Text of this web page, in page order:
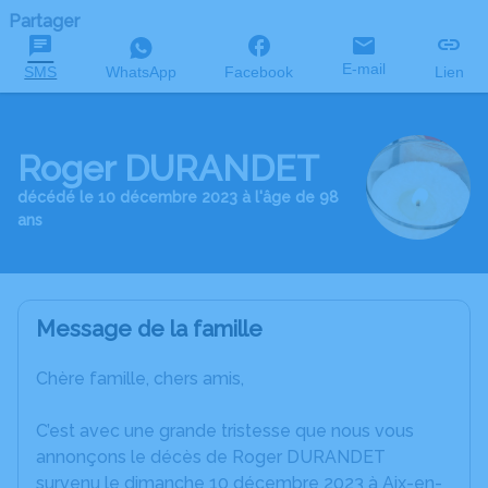
Partager
SMS WhatsApp Facebook E-mail Lien
Roger DURANDET
décédé le 10 décembre 2023 à l'âge de 98
ans
Message de la famille
Chère famille, chers amis,
C’est avec une grande tristesse que nous vous
annonçons le décès de Roger DURANDET
survenu le dimanche 10 décembre 2023 à Aix-en-